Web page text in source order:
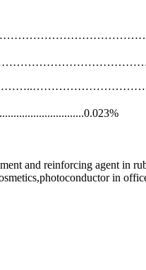
and reinforcing agent in
in